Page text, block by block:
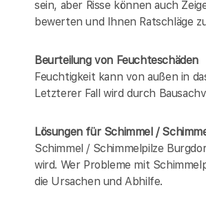
sein, aber Risse können auch
bewerten und Ihnen Ratschläge
Beurteilung von Feuchteschäden
Feuchtigkeit kann von außen in
Letzterer Fall wird durch
Lösungen für Schimmel /
Schimmel / Schimmelpilze
wird. Wer Probleme mit
die Ursachen und Abhilfe.